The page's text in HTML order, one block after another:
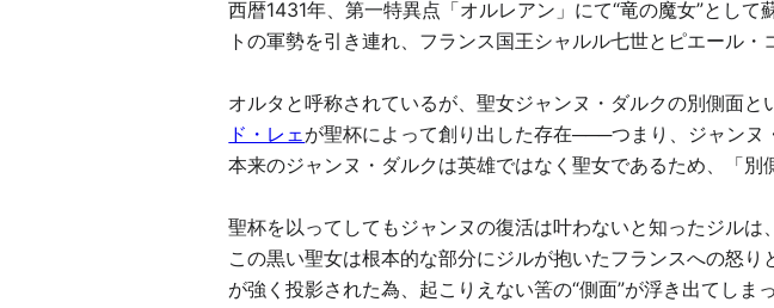
西暦1431年、第一特異点「オルレアン」にて“竜の魔女”とし
トの軍勢を引き連れ、フランス国王シャルル七世とピエール
オルタと呼称されているが、聖女ジャンヌ・ダルクの別側面
ド・レェが聖杯によって創り出した存在───つまり、ジャンヌ
本来のジャンヌ・ダルクは英雄ではなく聖女であるため、「別
聖杯を以ってしてもジャンヌの復活は叶わないと知ったジル
この黒い聖女は根本的な部分にジルが抱いたフランスへの怒
が強く投影された為、起こりえない筈の“側面”が浮き出てしまっ